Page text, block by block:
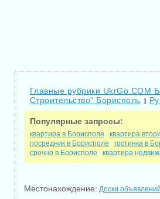
Главные рубрики UkrGo.COM
Строительство" Борисполь |
Популярные запросы:
квартира в Борисполе квартира
посредник в Борисполе
гостинка в
срочно в Борисполе
квартира
Местонахождение: Доски